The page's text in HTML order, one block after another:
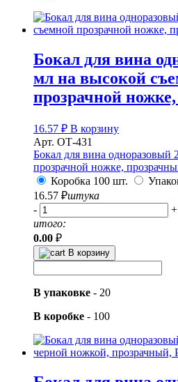
Бокал для вина
мл на высокой
прозрачной
16.57 ₽ В корзину
Арт. ОТ-431
Бокал для вина одноразовый
прозрачной ножке,
Коробка 100 шт.
16.57 ₽штука
-
+
итого:
0.00 ₽
В корзину
В упаковке - 20
В коробке - 100